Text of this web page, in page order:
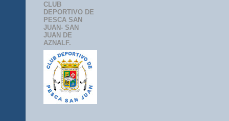
CLUB
DEPORTIVO DE
PESCA SAN
JUAN- SAN
JUAN DE
AZNALF.